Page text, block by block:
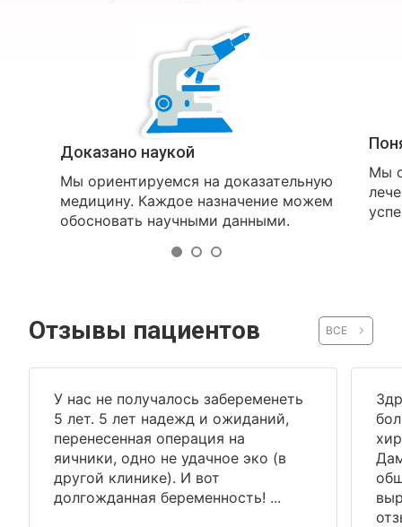
Доказано наукой
Мы ориентируемся на доказательную
медицину. Каждое назначение можем
обосновать научными данными.
Мы
Отзывы пациентов ВСЕ
У нас не получалось забеременеть
5 лет. 5 лет надежд и ожиданий,
перенесенная операция на
яичники, одно не удачное эко (в
другой клинике). И вот
долгожданная беременность! ...